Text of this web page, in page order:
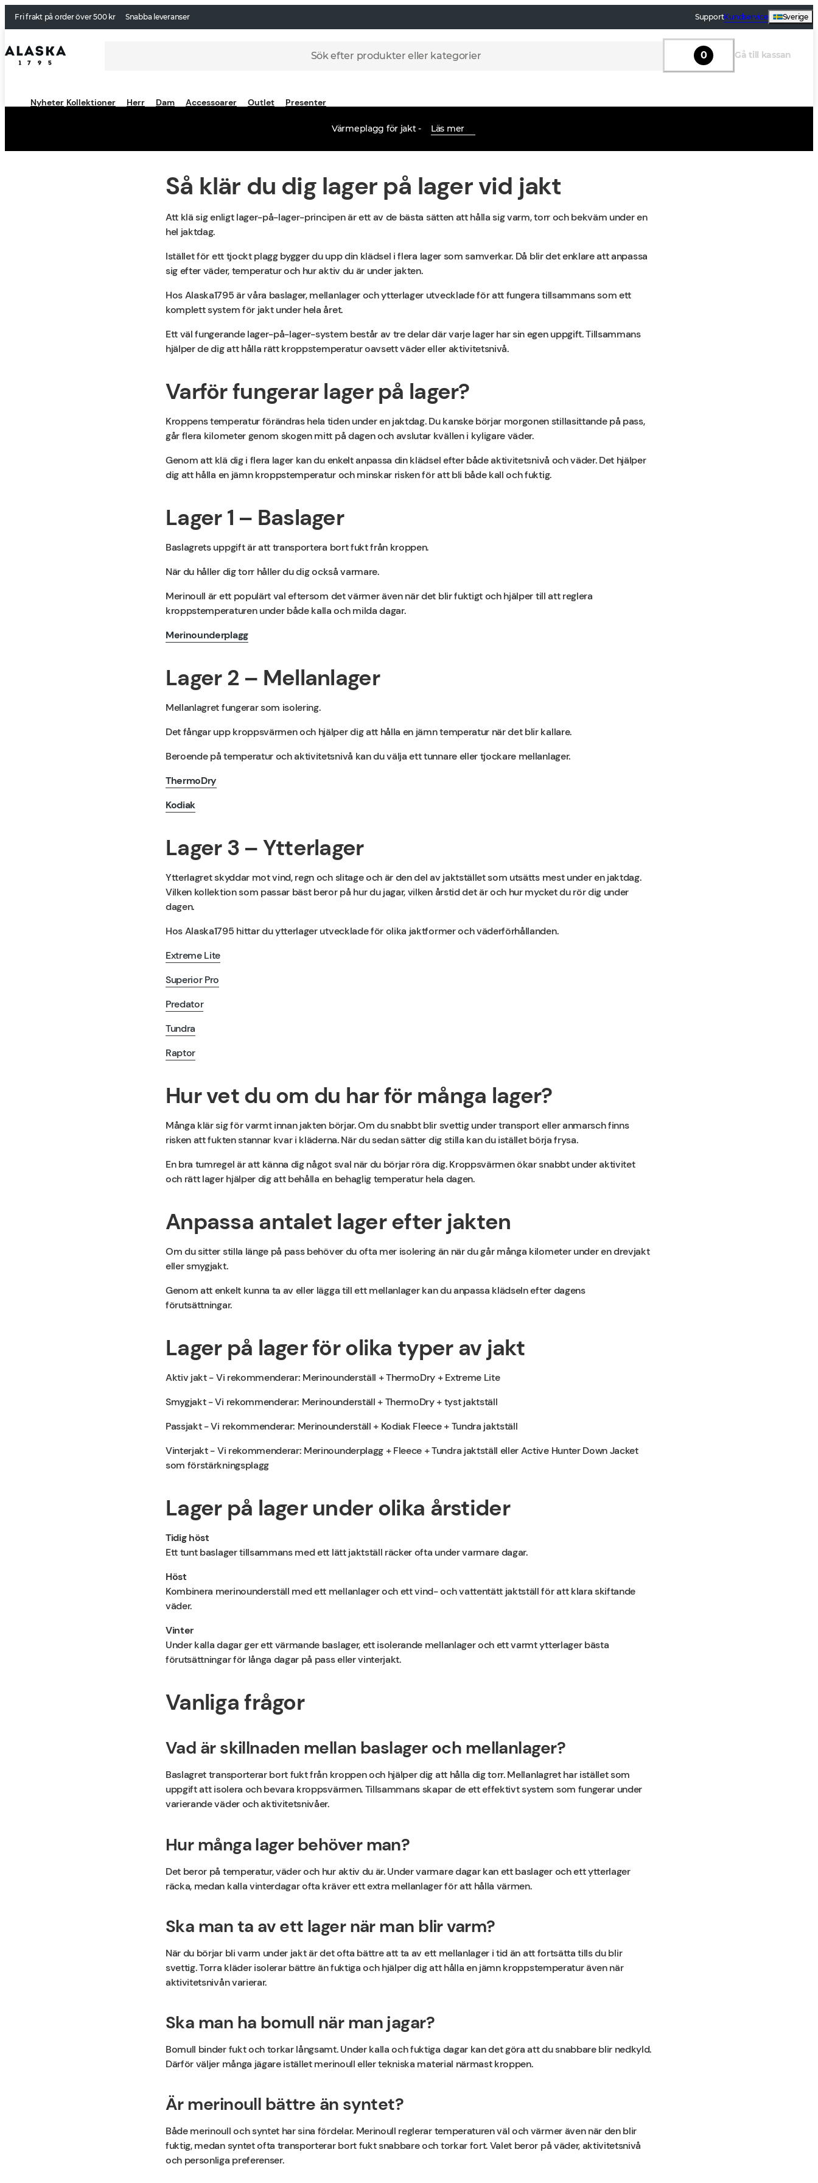
Fri frakt på order över 500 kr Snabba leveranser SupportKundservice Sverige
Sök efter produkter eller kategorier 0 Gå till kassan
Nyheter Kollektioner Herr Dam Accessoarer Outlet Presenter
Värmeplagg för jakt - Läs mer
Så klär du dig lager på lager vid jakt
Att klä sig enligt lager-på-lager-principen är ett av de bästa sätten att hålla sig varm, torr och bekväm under en
hel jaktdag.
Istället för ett tjockt plagg bygger du upp din klädsel i flera lager som samverkar. Då blir det enklare att anpassa
sig efter väder, temperatur och hur aktiv du är under jakten.
Hos Alaska1795 är våra baslager, mellanlager och ytterlager utvecklade för att fungera tillsammans som ett
komplett system för jakt under hela året.
Ett väl fungerande lager-på-lager-system består av tre delar där varje lager har sin egen uppgift. Tillsammans
hjälper de dig att hålla rätt kroppstemperatur oavsett väder eller aktivitetsnivå.
Varför fungerar lager på lager?
Kroppens temperatur förändras hela tiden under en jaktdag. Du kanske börjar morgonen stillasittande på pass,
går flera kilometer genom skogen mitt på dagen och avslutar kvällen i kyligare väder.
Genom att klä dig i flera lager kan du enkelt anpassa din klädsel efter både aktivitetsnivå och väder. Det hjälper
dig att hålla en jämn kroppstemperatur och minskar risken för att bli både kall och fuktig.
Lager 1 – Baslager
Baslagrets uppgift är att transportera bort fukt från kroppen.
När du håller dig torr håller du dig också varmare.
Merinoull är ett populärt val eftersom det värmer även när det blir fuktigt och hjälper till att reglera
kroppstemperaturen under både kalla och milda dagar.
Merinounderplagg
Lager 2 – Mellanlager
Mellanlagret fungerar som isolering.
Det fångar upp kroppsvärmen och hjälper dig att hålla en jämn temperatur när det blir kallare.
Beroende på temperatur och aktivitetsnivå kan du välja ett tunnare eller tjockare mellanlager.
ThermoDry
Kodiak
Lager 3 – Ytterlager
Ytterlagret skyddar mot vind, regn och slitage och är den del av jaktstället som utsätts mest under en jaktdag.
Vilken kollektion som passar bäst beror på hur du jagar, vilken årstid det är och hur mycket du rör dig under
dagen.
Hos Alaska1795 hittar du ytterlager utvecklade för olika jaktformer och väderförhållanden.
Extreme Lite
Superior Pro
Predator
Tundra
Raptor
Hur vet du om du har för många lager?
Många klär sig för varmt innan jakten börjar. Om du snabbt blir svettig under transport eller anmarsch finns
risken att fukten stannar kvar i kläderna. När du sedan sätter dig stilla kan du istället börja frysa.
En bra tumregel är att känna dig något sval när du börjar röra dig. Kroppsvärmen ökar snabbt under aktivitet
och rätt lager hjälper dig att behålla en behaglig temperatur hela dagen.
Anpassa antalet lager efter jakten
Om du sitter stilla länge på pass behöver du ofta mer isolering än när du går många kilometer under en drevjakt
eller smygjakt.
Genom att enkelt kunna ta av eller lägga till ett mellanlager kan du anpassa klädseln efter dagens
förutsättningar.
Lager på lager för olika typer av jakt
Aktiv jakt - Vi rekommenderar: Merinounderställ + ThermoDry + Extreme Lite
Smygjakt - Vi rekommenderar: Merinounderställ + ThermoDry + tyst jaktställ
Passjakt - Vi rekommenderar: Merinounderställ + Kodiak Fleece + Tundra jaktställ
Vinterjakt - Vi rekommenderar: Merinounderplagg + Fleece + Tundra jaktställ eller Active Hunter Down Jacket
som förstärkningsplagg
Lager på lager under olika årstider
Tidig höst
Ett tunt baslager tillsammans med ett lätt jaktställ räcker ofta under varmare dagar.
Höst
Kombinera merinounderställ med ett mellanlager och ett vind- och vattentätt jaktställ för att klara skiftande
väder.
Vinter
Under kalla dagar ger ett värmande baslager, ett isolerande mellanlager och ett varmt ytterlager bästa
förutsättningar för långa dagar på pass eller vinterjakt.
Vanliga frågor
Vad är skillnaden mellan baslager och mellanlager?
Baslagret transporterar bort fukt från kroppen och hjälper dig att hålla dig torr. Mellanlagret har istället som
uppgift att isolera och bevara kroppsvärmen. Tillsammans skapar de ett effektivt system som fungerar under
varierande väder och aktivitetsnivåer.
Hur många lager behöver man?
Det beror på temperatur, väder och hur aktiv du är. Under varmare dagar kan ett baslager och ett ytterlager
räcka, medan kalla vinterdagar ofta kräver ett extra mellanlager för att hålla värmen.
Ska man ta av ett lager när man blir varm?
När du börjar bli varm under jakt är det ofta bättre att ta av ett mellanlager i tid än att fortsätta tills du blir
svettig. Torra kläder isolerar bättre än fuktiga och hjälper dig att hålla en jämn kroppstemperatur även när
aktivitetsnivån varierar.
Ska man ha bomull när man jagar?
Bomull binder fukt och torkar långsamt. Under kalla och fuktiga dagar kan det göra att du snabbare blir nedkyld.
Därför väljer många jägare istället merinoull eller tekniska material närmast kroppen.
Är merinoull bättre än syntet?
Både merinoull och syntet har sina fördelar. Merinoull reglerar temperaturen väl och värmer även när den blir
fuktig, medan syntet ofta transporterar bort fukt snabbare och torkar fort. Valet beror på väder, aktivitetsnivå
och personliga preferenser.